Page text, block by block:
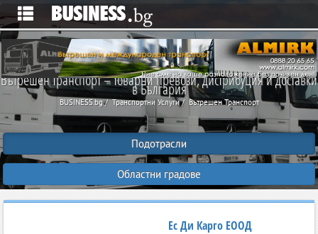
Вътрешен транспорт – товарни превози, дистрибуция и доставки
в България
BUSINESS.bg Транспортни Услуги Вътрешен Транспорт
Подотрасли
Областни градове
Ес Ди Карго ЕООД